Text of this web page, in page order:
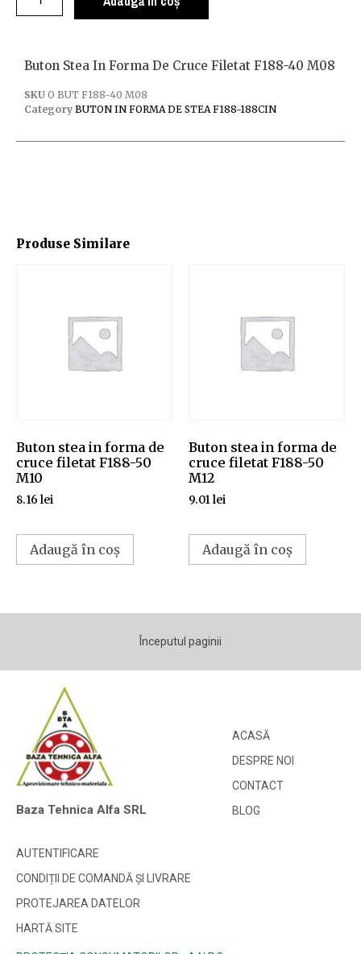
Produse Similare
Buton stea in forma de
cruce filetat F188-50
M10
8.16 lei
Adaugă în coș
Buton stea in forma de
cruce filetat F188-50
M12
9.01lei
Adaugă în coș
Buton Stea In Forma De Cruce Filetat F188-40 M08
SKU O BUT F188-40 M08
Category BUTON IN FORMA DE STEA F188-188CIN
Începutul paginii
Baza Tehnica Alfa SRL
ACASĂ
DESPRE NOI
CONTACT
BLOG
AUTENTIFICARE
CONDIȚII DE COMANDĂ ȘI LIVRARE
PROTEJAREA DATELOR
HARTĂ SITE